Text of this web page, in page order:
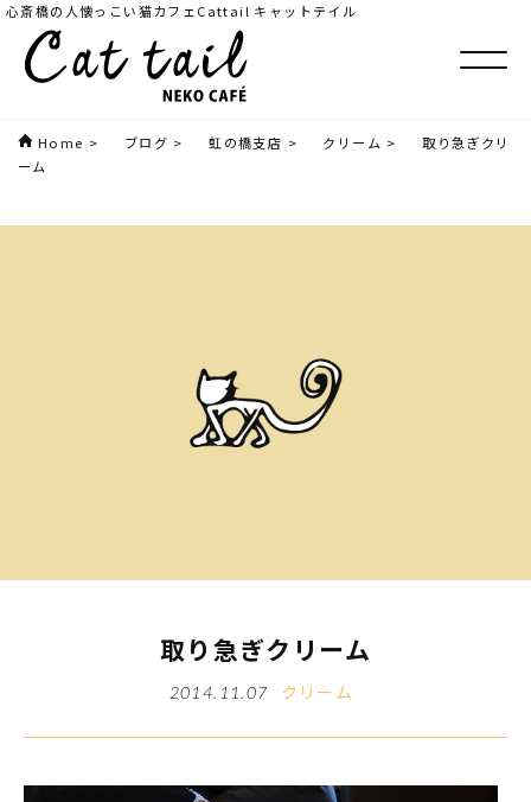
心斎橋の人懐っこい猫カフェCattail キャットテイル
Home > ブログ > 虹の橋支店 > クリーム >
取り急ぎクリ
ーム
取り急ぎクリーム
2014.11.07 クリーム